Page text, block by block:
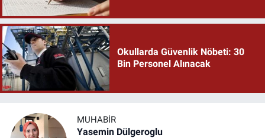
Okullarda Güvenlik Nöbeti: 30
Bin Personel Alınacak
MUHABIR
Yasemin Dülgeroglu